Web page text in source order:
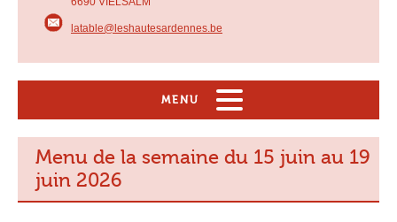
latable@leshautesardennes.be
MENU
Bienvenue
Menu de la semaine du 15 juin au 19
juin 2026